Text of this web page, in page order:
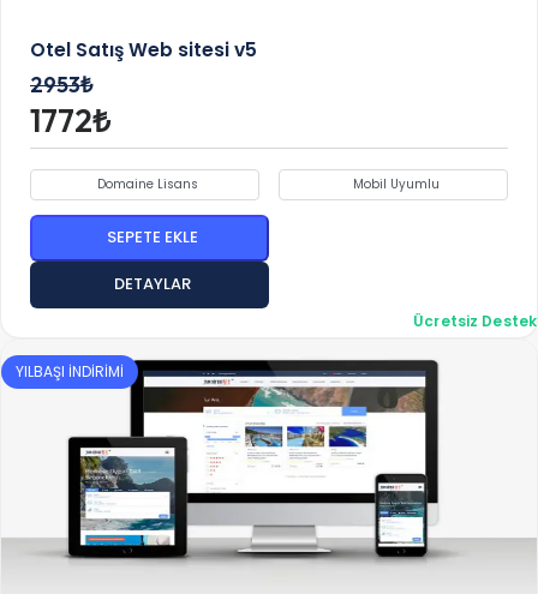
Otel Satış Web sitesi v5
2953₺
1772₺
Ücretsiz Destek
Domaine Lisans Mobil Uyumlu
SEPETE EKLE
DETAYLAR
YILBAŞI İNDİRİMİ